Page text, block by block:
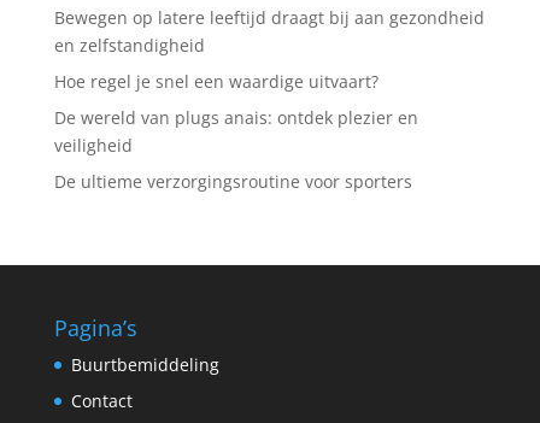
Bewegen op latere leeftijd draagt bij aan gezondheid
en zelfstandigheid
Hoe regel je snel een waardige uitvaart?
De wereld van plugs anais: ontdek plezier en
veiligheid
De ultieme verzorgingsroutine voor sporters
Pagina’s
Buurtbemiddeling
Contact